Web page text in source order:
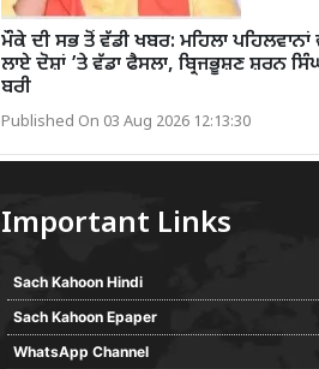
ਮੌਕੇ ਦੀ ਸਭ ਤੋਂ ਵੱਡੀ ਖਬਰ: ਮਹਿਲਾ ਪਹਿਲਵਾਨਾਂ
ਲਾਏ ਦੋਸ਼ਾਂ ’ਤੇ ਵੱਡਾ ਫੈਸਲਾ, ਬ੍ਰਿਜਭੂਸ਼ਣ ਸ਼ਰਨ
ਬਰੀ
Published On 03 Aug 2026 12:13:30
Important Links
Sach Kahoon Hindi
Sach Kahoon Epaper
WhatsApp Channel